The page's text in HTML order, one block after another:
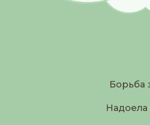
Борьба